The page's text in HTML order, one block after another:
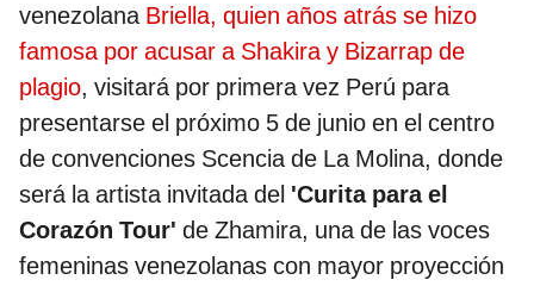
venezolana Briella, quien años atrás se hizo
famosa por acusar a Shakira y Bizarrap de
plagio, visitará por primera vez Perú para
presentarse el próximo 5 de junio en el centro
de convenciones Scencia de La Molina, donde
será la artista invitada del 'Curita para el
Corazón Tour' de Zhamira, una de las voces
femeninas venezolanas con mayor proyección